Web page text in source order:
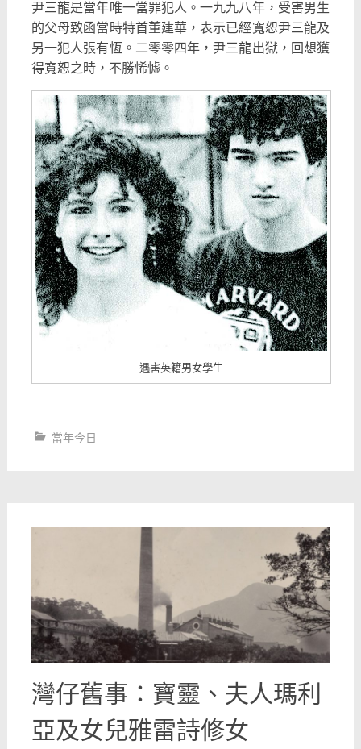
尹三龍是當年唯一當罪犯人。一九九八年，受害男生
的父母致函當時特首董建華，表示已經寬恕尹三龍及
另一犯人張有恆。二零零四年，尹三龍出獄，回想獲
得寬恕之時，不勝悕憈。
遇害英籍男女學生
當年今日
灣仔舊事：寶靈、夫人瑪利
亞及女兒雅雷詩修女